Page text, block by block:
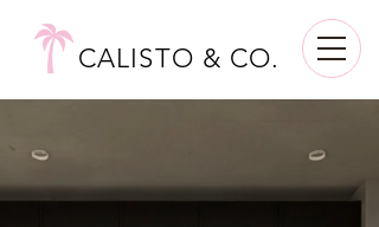
CALISTO & CO.